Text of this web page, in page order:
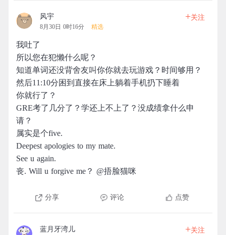
风宇
8月30日 0时16分 精选
+关注
我吐了
所以您在犯懒什么呢？
知道单词还没背舍友叫你你就去玩游戏？时间够用？
然后11:10分困到直接在床上躺着手机扔下睡着
你就行了？
GRE考了几分了？学还上不上了？没成绩拿什么申
请？
属实是个five.
Deepest apologies to my mate.
See u again.
丧. Will u forgive me？ @捂脸猫咪
分享 评论 点赞
蓝月牙湾儿 +关注